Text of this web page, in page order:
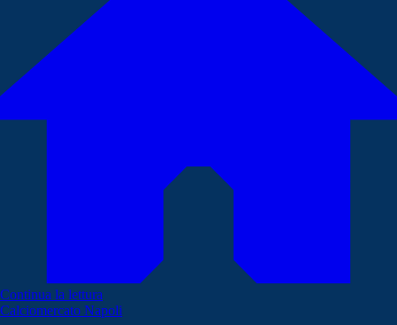
Continua la lettura
Calciomercato Napoli